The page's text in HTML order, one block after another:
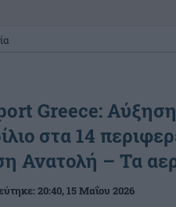
Greece: Αύξηση
στα 14
Ανατολή – Τα
20:40, 15 Μαΐου 2026